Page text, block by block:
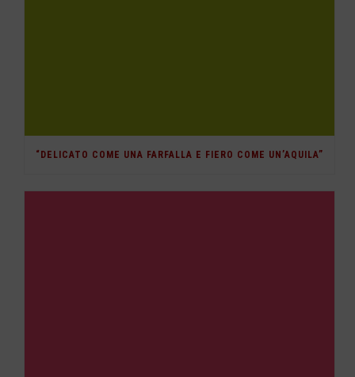
“DELICATO COME UNA FARFALLA E FIERO COME UN’AQUILA”